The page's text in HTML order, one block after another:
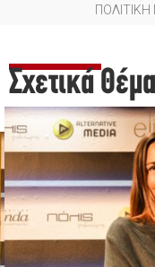
Σχετικά